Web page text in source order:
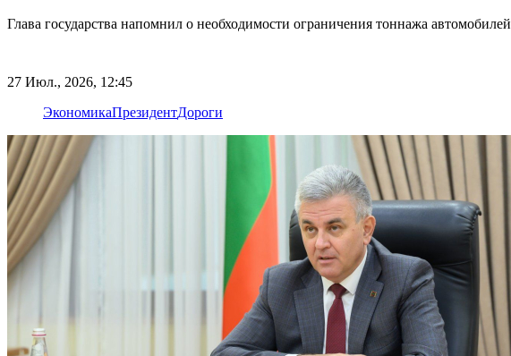
Глава государства напомнил о необходимости ограничения тоннажа автомобилей
27 Июл., 2026, 12:45
ЭкономикаПрезидентДороги